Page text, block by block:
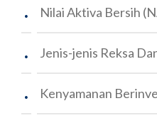
. Nilai Aktiva Bersih
. Jenis-jenis Reksa
. Kenyamanan